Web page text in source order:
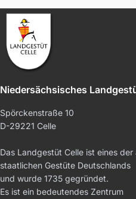
Niedersächsisches
Spörckenstraße 10
D-29221 Celle
Das Landgestüt Celle ist eines der
staatlichen Gestüte Deutschlands
und wurde 1735 gegründet.
Es ist ein bedeutendes Zentrum